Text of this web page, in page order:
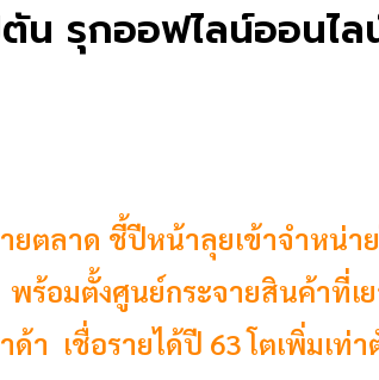
น รุกออฟไลน์ออนไล
ตลาด ชี้ปีหน้าลุยเข้าจำหน่า
พร้อมตั้งศูนย์กระจายสินค้าที่
า เชื่อรายได้ปี 63 โตเพิ่มเท่า